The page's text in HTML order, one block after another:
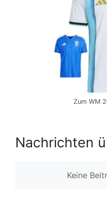
Zum WM
Nachrichten
Keine